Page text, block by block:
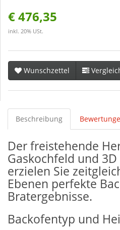
€ 476,35
inkl. 20% USt.
Wunschzettel
Beschreibung
Der freistehende
Gaskochfeld und
erzielen Sie
Ebenen perfekte
Bratergebnisse.
Backofentyp und